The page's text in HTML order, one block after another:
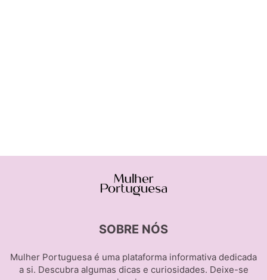
SOBRE NÓS
Mulher Portuguesa é uma plataforma informativa dedicada
a si. Descubra algumas dicas e curiosidades. Deixe-se